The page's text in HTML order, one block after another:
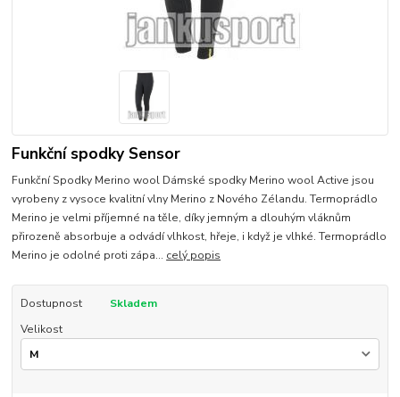
Funkční spodky Sensor
Funkční Spodky Merino wool Dámské spodky Merino wool Active jsou
vyrobeny z vysoce kvalitní vlny Merino z Nového Zélandu. Termoprádlo
Merino je velmi příjemné na těle, díky jemným a dlouhým vláknům
přirozeně absorbuje a odvádí vlhkost, hřeje, i když je vlhké. Termoprádlo
Merino je odolné proti zápa... celý popis
Dostupnost
Skladem
Velikost